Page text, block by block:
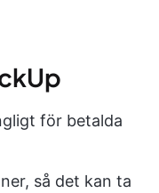
för betalda
så det kan ta